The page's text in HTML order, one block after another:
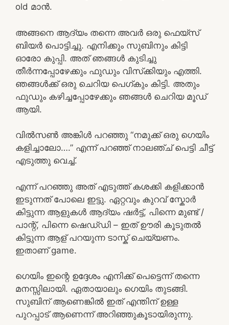
old മാൻ.
അങ്ങനെ ആദ്യം തന്നെ അവർ ഒരു ഫെയ്സ്
ബിയർ പൊട്ടിച്ചു. എനിക്കും സുബിനും കിട്ടി
ഓരോ കുപ്പി. അത് ഞങ്ങൾ കുടിച്ചു
തീർന്നപ്പോഴേക്കും ഫുഡും വിസ്‌ക്കിയും എത്തി.
ഞങ്ങൾക്ക് ഒരു ചെറിയ പെഗ്കും കിട്ടി. അതും
ഫുഡും കഴിച്ചപ്പോഴേക്കും ഞങ്ങൾ ചെറിയ മൂഡ്
ആയി.
വിൽസൺ അങ്കിൾ പറഞ്ഞു “നമുക്ക് ഒരു ഗെയിം
കളിച്ചാലോ….” എന്ന് പറഞ്ഞ് നാലഞ്ച് പെട്ടി ചീട്ട്
എടുത്തു വെച്ച്.
എന്ന് പറഞ്ഞു അത് എടുത്ത് കശക്കി കളിക്കാൻ
ഇടുന്നത് പോലെ ഇട്ടു. ഏറ്റവും കുറവ് സ്കോർ
കിട്ടുന്ന ആളുകൾ ആദ്യം ഷർട്ട്‌, പിന്നെ മുണ്ട് /
പാന്റ്, പിന്നെ ഷെഡ്‌ഡി – ഇത് ഊരി കൂടുതൽ
കിട്ടുന്ന ആള് പറയുന്ന ടാസ്ക് ചെയ്യണം.
ഇതാണ് game.
ഗെയിം ഇന്റെ ഉദ്ദേശം എനിക്ക് പെട്ടെന്ന് തന്നെ
മനസ്സിലായി. ഏതായാലും ഗെയിം തുടങ്ങി.
സുബിന് ആണെങ്കിൽ ഇത് എന്തിന് ഉള്ള
പുറപ്പാട് ആണെന്ന് അറിഞ്ഞുകൂടായിരുന്നു.